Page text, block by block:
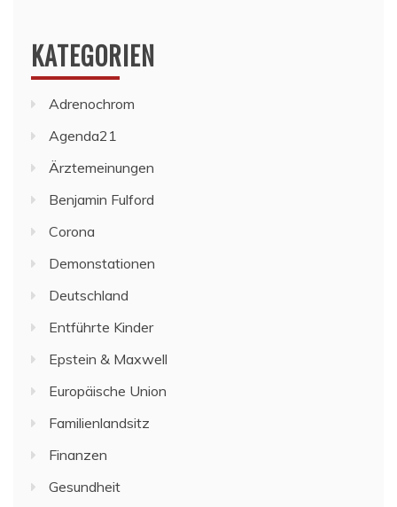
KATEGORIEN
Adrenochrom
Agenda21
Ärztemeinungen
Benjamin Fulford
Corona
Demonstationen
Deutschland
Entführte Kinder
Epstein & Maxwell
Europäische Union
Familienlandsitz
Finanzen
Gesundheit